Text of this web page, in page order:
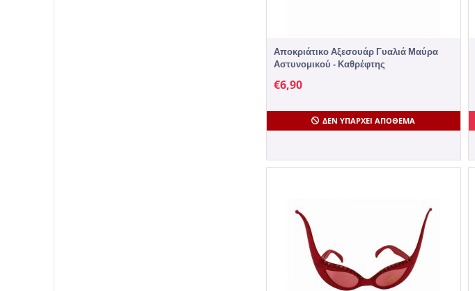
Αποκριάτικο Αξεσουάρ Γυαλιά Μαύρα
Αστυνομικού - Καθρέφτης
€6,90
ΔΕΝ ΥΠΆΡΧΕΙ ΑΠΌΘΕΜΑ